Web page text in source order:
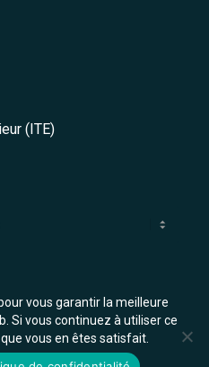
(ITE)
!
vous garantir la meilleure
Si vous continuez à utiliser ce
vous en êtes satisfait.